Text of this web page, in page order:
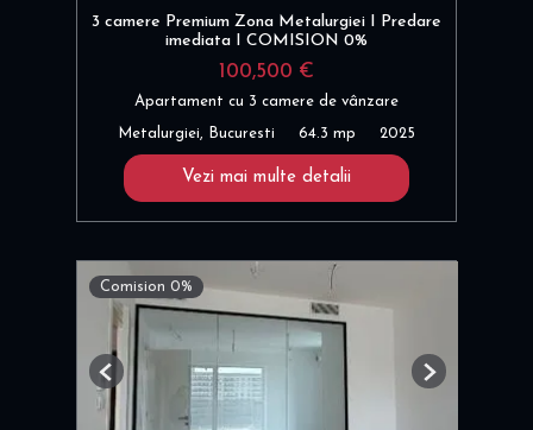
3 camere Premium Zona Metalurgiei I Predare
imediata I COMISION 0%
100,500 €
Apartament cu 3 camere de vânzare
Metalurgiei, Bucuresti 64.3 mp 2025
Vezi mai multe detalii
Comision 0%
Previous Next